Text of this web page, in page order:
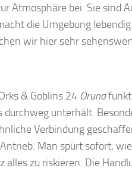
Atmosphäre bei. Sie sind
die Umgebung
wir hier sehr
& Goblins 24 Oruna
durchweg unterhält.
Verbindung
Man spürt sofort,
alles zu riskieren. Die